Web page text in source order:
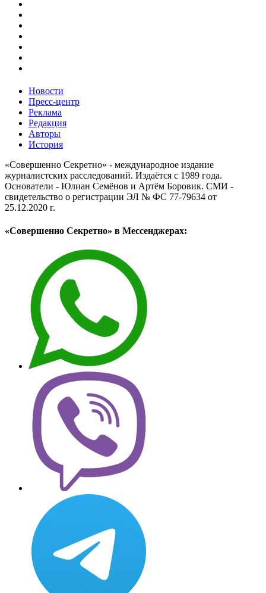
Новости
Пресс-центр
Реклама
Редакция
Авторы
История
«Совершенно Секретно» - международное издание
журналистских расследований. Издаётся с 1989 года.
Основатели - Юлиан Семёнов и Артём Боровик. CМИ -
свидетельство о регистрации ЭЛ № ФС 77-79634 от
25.12.2020 г.
«Совершенно Секретно» в Мессенджерах: